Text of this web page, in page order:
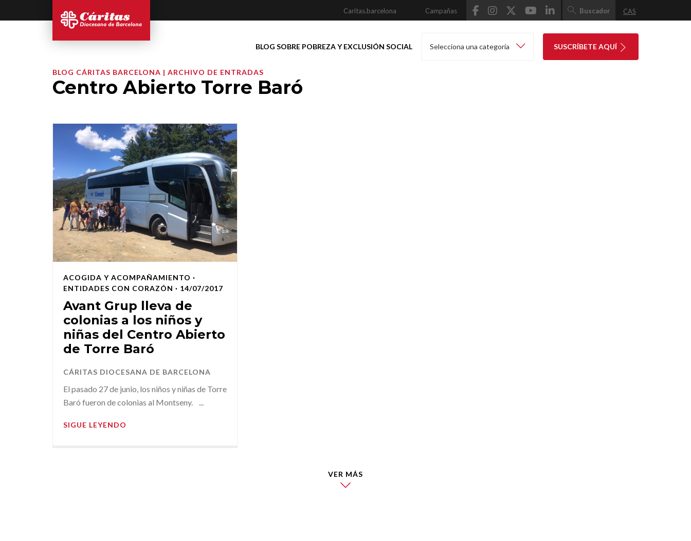
Caritas.barcelona Campañas Buscador CAS
BLOG SOBRE POBREZA Y EXCLUSIÓN SOCIAL Selecciona una categoría SUSCRÍBETE AQUÍ
BLOG CÁRITAS BARCELONA | ARCHIVO DE ENTRADAS
Centro Abierto Torre Baró
ACOGIDA Y ACOMPAÑAMIENTO ·
ENTIDADES CON CORAZÓN · 14/07/2017
Avant Grup lleva de
colonias a los niños y
niñas del Centro Abierto
de Torre Baró
CÁRITAS DIOCESANA DE BARCELONA
El pasado 27 de junio, los niños y niñas de Torre
Baró fueron de colonias al Montseny. ...
SIGUE LEYENDO
VER MÁS